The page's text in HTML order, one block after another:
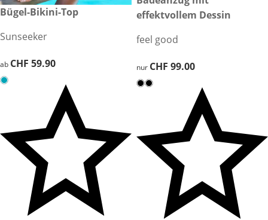
CHF 59.90
Bügel-Bikini-Top
Sunseeker
CHF 59.90
ab CHF 59.90
effektvollem Dessin
feel good
CHF 99.00
nur CHF 99.00